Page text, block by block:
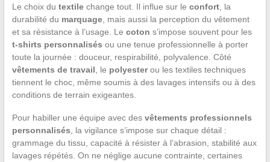
Le choix du textilechange tout. Il influe sur le confort, la
durabilité du marquage, mais aussi la perception du vêtement
et sa résistance à l’usage. Le coton s’impose souvent pour les
t-shirts personnalisés ou une tenue professionnelle à porter
toute la journée : douceur, respirabilité, polyvalence. Côté
vêtements de travail , le polyesterou les textiles techniques
tiennent le choc, même soumis à des lavages intensifs ou à des
conditions de terrain exigeantes.
Pour habiller une équipe avec des vêtements professionnels
personnalisés , la vigilance s’impose sur chaque détail :
grammage du tissu, capacité à résister à l’abrasion, stabilité aux
lavages répétés. On ne néglige aucune contrainte, certaines